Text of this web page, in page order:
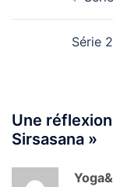
d’article
Série
Une
Sirsasana »